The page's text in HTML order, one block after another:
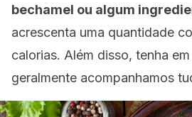
bechamel ou algum
acrescenta uma quantidade
calorias. Além disso, tenha
geralmente acompanhamos